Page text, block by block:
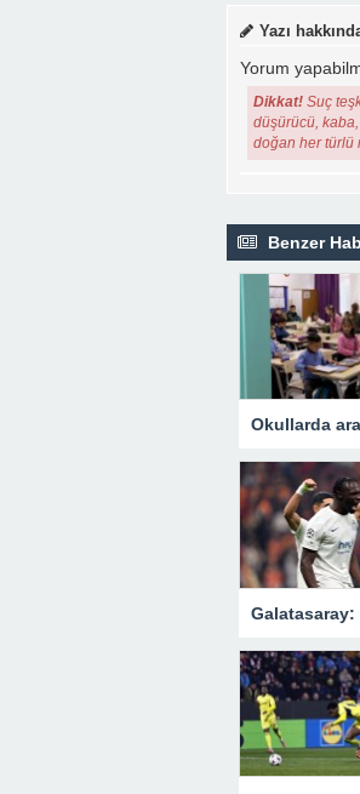
Yazı
Yorum
Dikkat! Suç
düşürücü,
doğan her türlü
Benzer